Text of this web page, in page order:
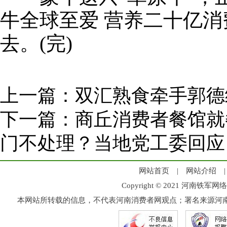
牛全球至爱 营养二十亿
去。(完)
上一篇： 双汇熟食牵手郭
下一篇： 商丘消费者餐馆
门不处理？当地党工委回应
网站首页 | 网站介绍
Copyright © 2021 河南铁军网
本网站所转载的信息，不代表河南消费者网观点；署名来源